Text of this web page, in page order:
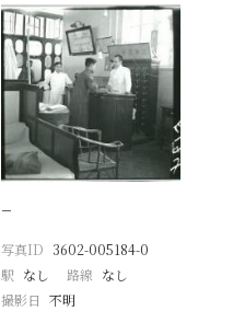
−
写真ID 3602-005184-0
駅 なし 路線 なし
撮影日 不明